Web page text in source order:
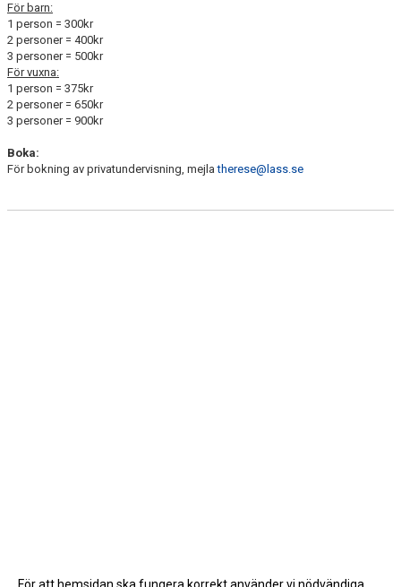
För barn:
1 person = 300kr
2 personer = 400kr
3 personer = 500kr
För vuxna:
1 person = 375kr
2 personer = 650kr
3 personer = 900kr
Boka:
För bokning av privatundervisning, mejlatherese@lass.se